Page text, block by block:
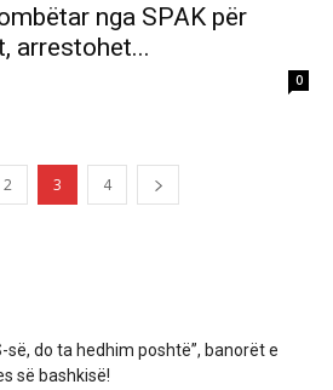
nga SPAK për
arrestohet...
0
2 3 4
së, do ta hedhim poshtë”, banorët e
së bashkisë!